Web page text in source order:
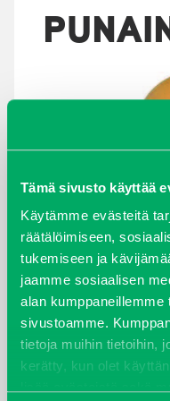
Tämä sivusto käyttää
Käytämme evästeitä
räätälöimiseen,
tukemiseen ja
jaamme sosiaalisen
alan
sivustoamme.
tietoja muihin tietoihin,
kerätty, kun olet
ARKISTOT
maaliskuu 2026
elokuu 2024